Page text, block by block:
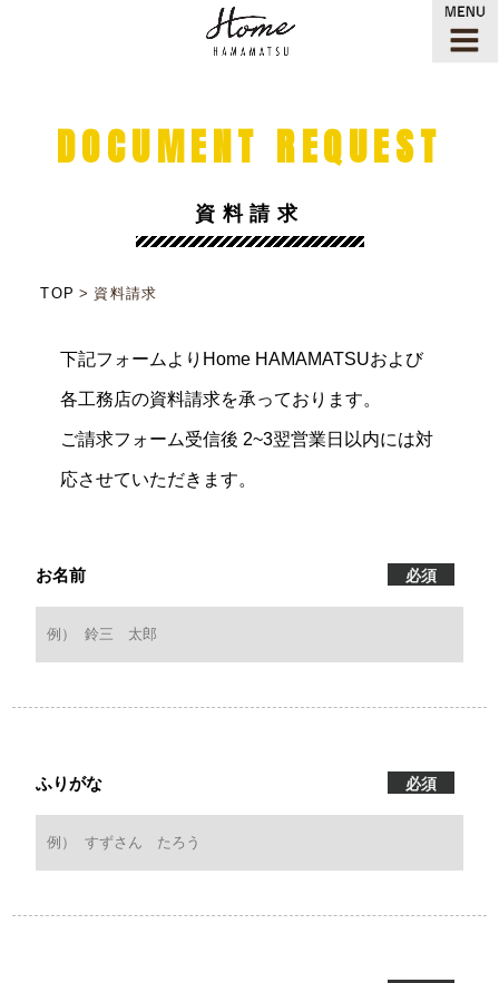
DOCUMENT REQUEST
資料請求
TOP 資料請求
下記フォームよりHome HAMAMATSUおよび
各工務店の資料請求を承っております。
ご請求フォーム受信後 2~3翌営業日以内には対
応させていただきます。
お名前 必須
ふりがな 必須